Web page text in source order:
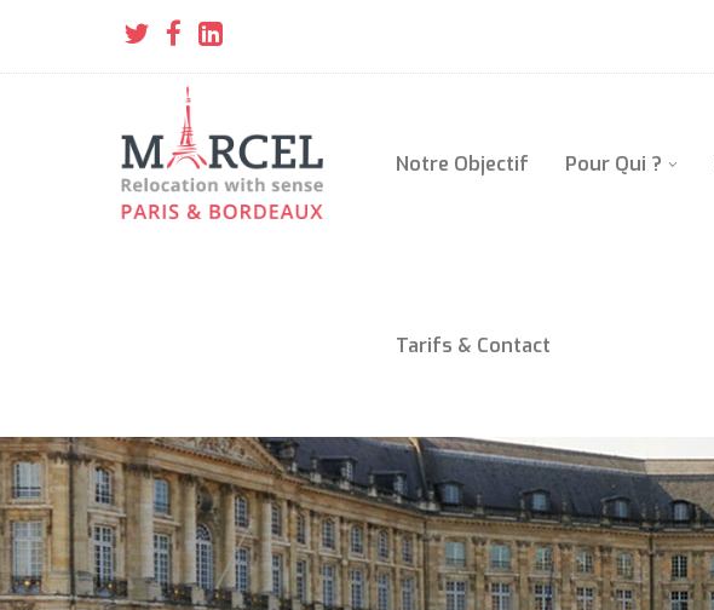
Notre Objectif Pour Qui ?
Tarifs & Contact